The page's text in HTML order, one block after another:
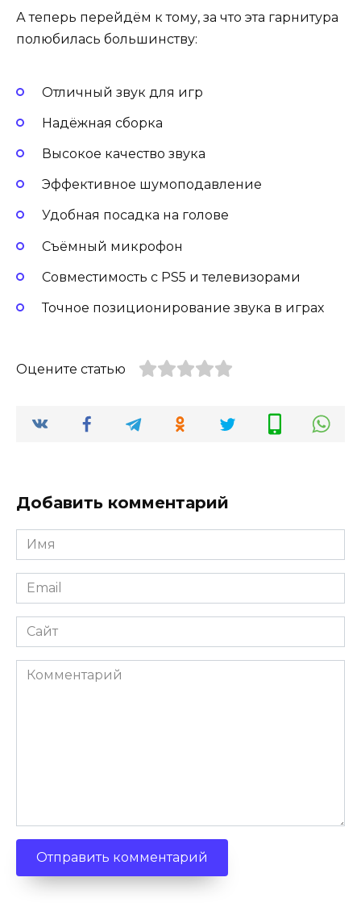
А теперь перейдём к тому, за что эта гарнитура
полюбилась большинству:
Отличный звук для игр
Надёжная сборка
Высокое качество звука
Эффективное шумоподавление
Удобная посадка на голове
Съёмный микрофон
Совместимость с PS5 и телевизорами
Точное позиционирование звука в играх
Оцените статью
Добавить комментарий
Имя
Email
Сайт
Комментарий